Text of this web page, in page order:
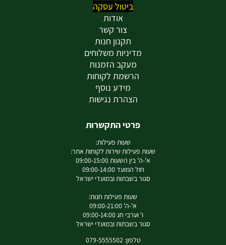
ביטול עסקה
אודות
צור קשר
תקנון חנות
מדיניות משלוחים
מעקב הזמנות
הרשמת לקוחות
מידע נוסף
הצהרת נגישות
פרטי התקשרות
שעות פעילות:
שעות פעילות שירות לקוחות אתר:
א'-ה' בין השעות 09:00-15:00
חול המועד 09:00-14:00
סגור בשבתות ובמועדי ישראל
שעות פעילות חנות:
א'-ה' 09:00-21:00
ו' וערבי חג 09:00-14:00
סגור בשבתות ובמועדי ישראל
טלפון: 079-5555502